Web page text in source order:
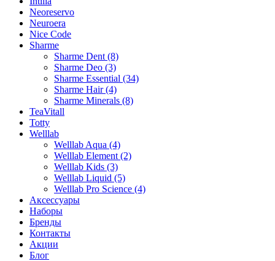
Neoreservo
Neuroera
Nice Code
Sharme
Sharme Dent (8)
Sharme Deo (3)
Sharme Essential (34)
Sharme Hair (4)
Sharme Minerals (8)
TeaVitall
Totty
Welllab
Welllab Aqua (4)
Welllab Element (2)
Welllab Kids (3)
Welllab Liquid (5)
Welllab Pro Science (4)
Аксессуары
Наборы
Бренды
Контакты
Акции
Блог